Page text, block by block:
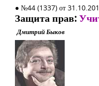
● №44 (1337) от
Защита прав:
Дмитрий Быков